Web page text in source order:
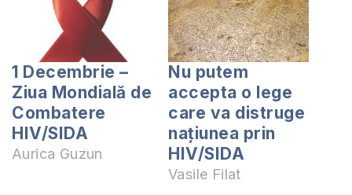
1 Decembrie –
Ziua Mondială de
Combatere
HIV/SIDA
Aurica Guzun
Nu putem
accepta o lege
care va distruge
naţiunea prin
HIV/SIDA
Vasile Filat